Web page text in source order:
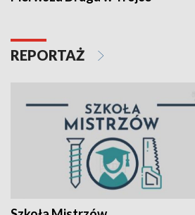
REPORTAŻ